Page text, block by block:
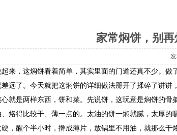
家常焖饼，别
起来，这焖饼看着简单，其实里面的门道还真不少。
差远了。今天就把这焖饼的详细做法掰开了揉碎了讲讲
心就是两样东西，饼和菜。先说饼，这玩意是焖饼的
、烙得比较干、薄一点的。太油的饼一焖就腻，太厚
硬，醒个半小时，擀成薄片，放锅里不用油，就那么干